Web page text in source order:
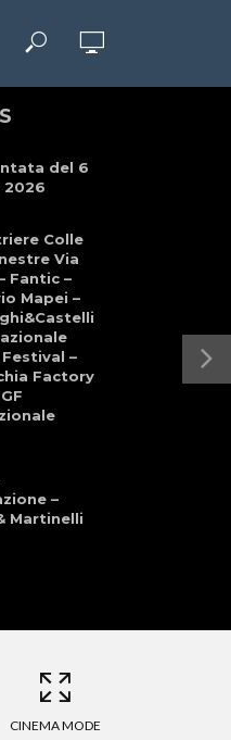
del 6
Colle
Via
Fantic –
Mapei –
–
Factory
–
Martinelli
Storia,
Sport, e
CINEMA MODE